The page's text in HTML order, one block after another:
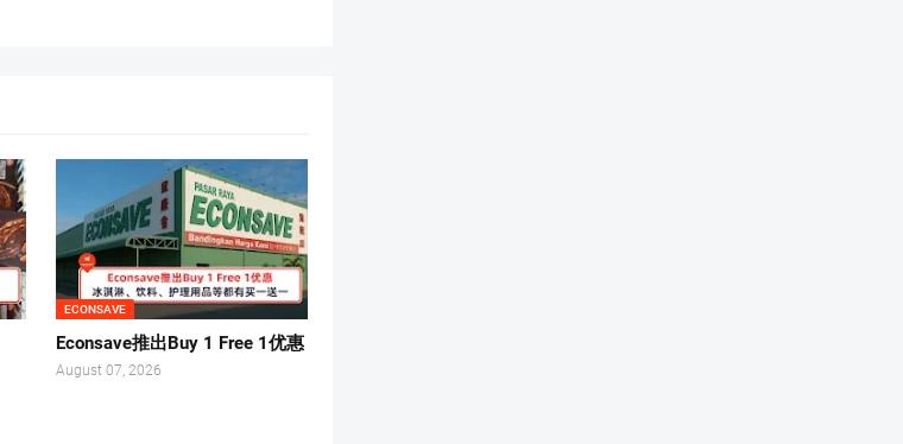
ECONSAVE
Econsave推出Buy 1 Free 1优惠
August 07, 2026